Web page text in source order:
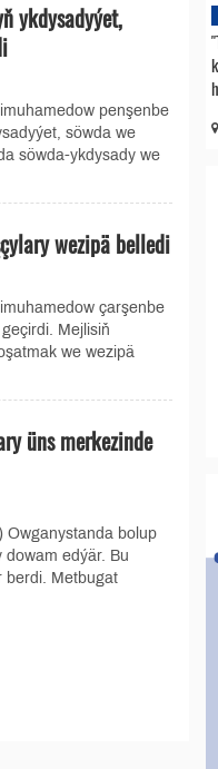
ykdysadyýet,
penşenbe
söwda we
söwda-ykdysady we
wezipä belledi
çarşenbe
Mejlisiň
we wezipä
üns merkezinde
Owganystanda bolup
edýär. Bu
berdi. Metbugat